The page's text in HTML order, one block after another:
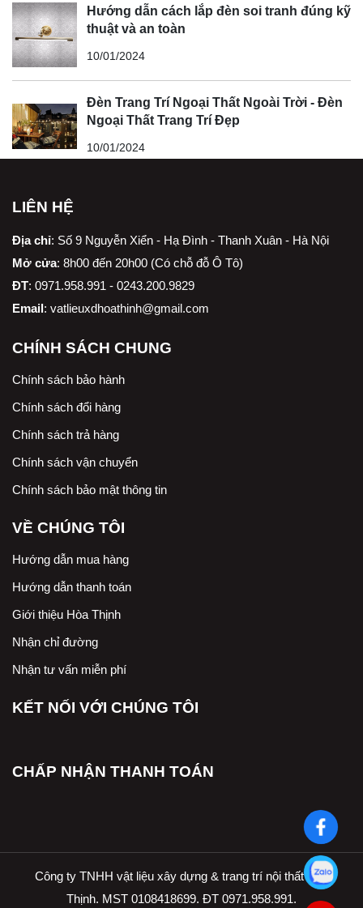
Hướng dẫn cách lắp đèn soi tranh đúng kỹ
thuật và an toàn
10/01/2024
Đèn Trang Trí Ngoại Thất Ngoài Trời - Đèn
Ngoại Thất Trang Trí Đẹp
10/01/2024
LIÊN HỆ
Địa chỉ: Số 9 Nguyễn Xiển - Hạ Đình - Thanh Xuân - Hà Nội
Mở cửa: 8h00 đến 20h00 (Có chỗ đỗ Ô Tô)
ĐT: 0971.958.991 - 0243.200.9829
Email: vatlieuxdhoathinh@gmail.com
CHÍNH SÁCH CHUNG
Chính sách bảo hành
Chính sách đổi hàng
Chính sách trả hàng
Chính sách vận chuyển
Chính sách bảo mật thông tin
VỀ CHÚNG TÔI
Hướng dẫn mua hàng
Hướng dẫn thanh toán
Giới thiệu Hòa Thịnh
Nhận chỉ đường
Nhận tư vấn miễn phí
KẾT NỐI VỚI CHÚNG TÔI
CHẤP NHẬN THANH TOÁN
Công ty TNHH vật liệu xây dựng & trang trí nội thất Hòa
Thịnh. MST 0108418699. ĐT 0971.958.991.